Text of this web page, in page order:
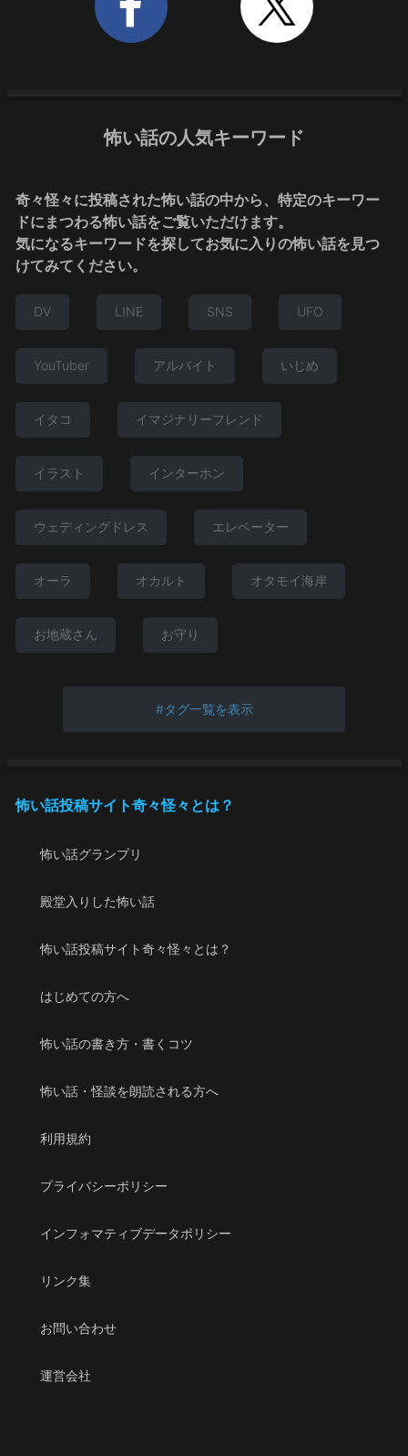
怖い話の人気キーワード
奇々怪々に投稿された怖い話の中から、特定のキーワー
ドにまつわる怖い話をご覧いただけます。
気になるキーワードを探してお気に入りの怖い話を見つ
けてみてください。
DV LINE SNS UFO
YouTuber アルバイト いじめ
イタコ イマジナリーフレンド
イラスト インターホン
ウェディングドレス エレベーター
オーラ オカルト オタモイ海岸
お地蔵さん お守り
タグ一覧を表示
怖い話投稿サイト奇々怪々とは？
怖い話グランプリ
殿堂入りした怖い話
怖い話投稿サイト奇々怪々とは？
はじめての方へ
怖い話の書き方・書くコツ
怖い話・怪談を朗読される方へ
利用規約
プライバシーポリシー
インフォマティブデータポリシー
リンク集
お問い合わせ
運営会社